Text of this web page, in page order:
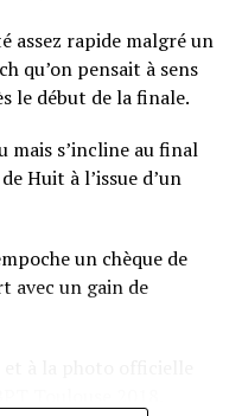
assez rapide malgré un
qu’on pensait à sens
le début de la finale.
mais s’incline au final
Huit à l’issue d’un
un chèque de
avec un gain de